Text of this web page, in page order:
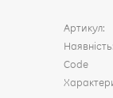
Артикул:
Наявність:
Code